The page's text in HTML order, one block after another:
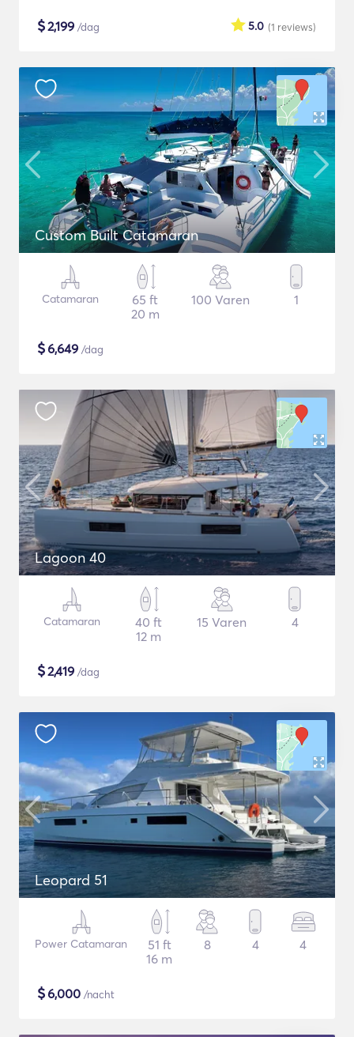
$2,199 /dag (1 reviews)
5.0
Custom Built Catamaran
Catamaran
65 ft
20 m
100 Varen 1
$6,649 /dag
Lagoon 40
Catamaran
40 ft
12 m
15 Varen 4
$2,419 /dag
Leopard 51
Power Catamaran
51 ft
16 m
8 4 4
$6,000 /nacht